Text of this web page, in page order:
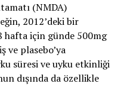
(NMDA)
2012’deki bir
hafta için günde 500mg
ve plasebo’ya
süresi ve uyku etkinliği
dışında da özellikle